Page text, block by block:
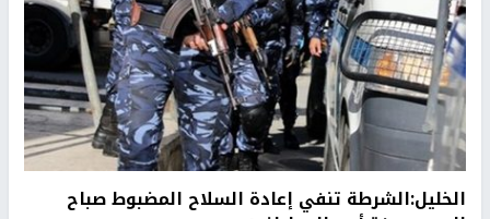
الخليل:الشرطة تنفي إعادة السلاح المضبوط صباح